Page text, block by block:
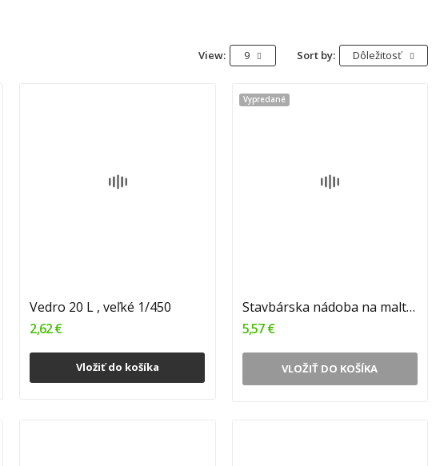
View: 9 Sort by: Dôležitosť
Vedro 20 L , veľké 1/450
2,62 €
Vložiť do košíka
Vypredané
Stavbárska nádoba na maltu okrúhla 40 L , malá...
5,57 €
VLOŽIŤ DO KOŠÍKA